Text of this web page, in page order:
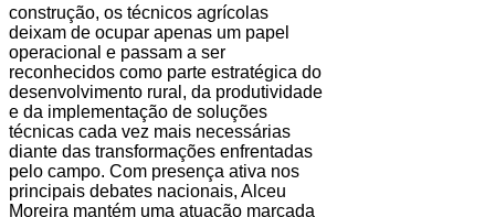
construção, os técnicos agrícolas
deixam de ocupar apenas um papel
operacional e passam a ser
reconhecidos como parte estratégica do
desenvolvimento rural, da produtividade
e da implementação de soluções
técnicas cada vez mais necessárias
diante das transformações enfrentadas
pelo campo. Com presença ativa nos
principais debates nacionais, Alceu
Moreira mantém uma atuação marcada